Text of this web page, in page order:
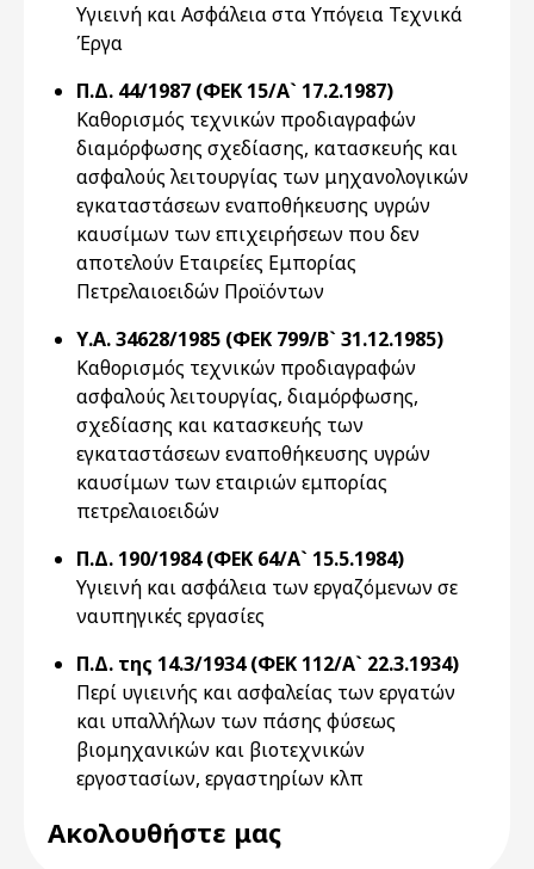
Υγιεινή και Ασφάλεια στα Υπόγεια Τεχνικά
Έργα
Π.Δ. 44/1987 (ΦΕΚ 15/Α` 17.2.1987)
Καθορισμός τεχνικών προδιαγραφών
διαμόρφωσης σχεδίασης, κατασκευής και
ασφαλούς λειτουργίας των μηχανολογικών
εγκαταστάσεων εναποθήκευσης υγρών
καυσίμων των επιχειρήσεων που δεν
αποτελούν Εταιρείες Εμπορίας
Πετρελαιοειδών Προϊόντων
Υ.Α. 34628/1985 (ΦΕΚ 799/Β` 31.12.1985)
Καθορισμός τεχνικών προδιαγραφών
ασφαλούς λειτουργίας, διαμόρφωσης,
σχεδίασης και κατασκευής των
εγκαταστάσεων εναποθήκευσης υγρών
καυσίμων των εταιριών εμπορίας
πετρελαιοειδών
Π.Δ. 190/1984 (ΦΕΚ 64/Α` 15.5.1984)
Υγιεινή και ασφάλεια των εργαζόμενων σε
ναυπηγικές εργασίες
Π.Δ. της 14.3/1934 (ΦΕΚ 112/Α` 22.3.1934)
Περί υγιεινής και ασφαλείας των εργατών
και υπαλλήλων των πάσης φύσεως
βιομηχανικών και βιοτεχνικών
εργοστασίων, εργαστηρίων κλπ
Ακολουθήστε μας